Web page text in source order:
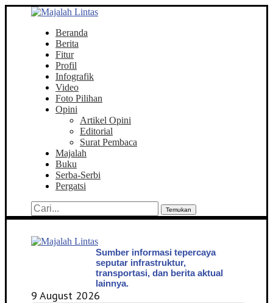
Beranda
Berita
Fitur
Profil
Infografik
Video
Foto Pilihan
Opini
Artikel Opini
Editorial
Surat Pembaca
Majalah
Buku
Serba-Serbi
Pergatsi
Temukan
Sumber informasi tepercaya
seputar infrastruktur,
transportasi, dan berita aktual
lainnya.
9 August 2026